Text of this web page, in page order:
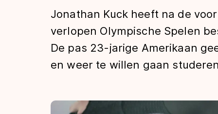
Tijden & historie
De weg op
Jonathan Kuck heeft na de
verlopen Olympische Spelen
De pas 23-jarige Amerikaan
en weer te willen gaan